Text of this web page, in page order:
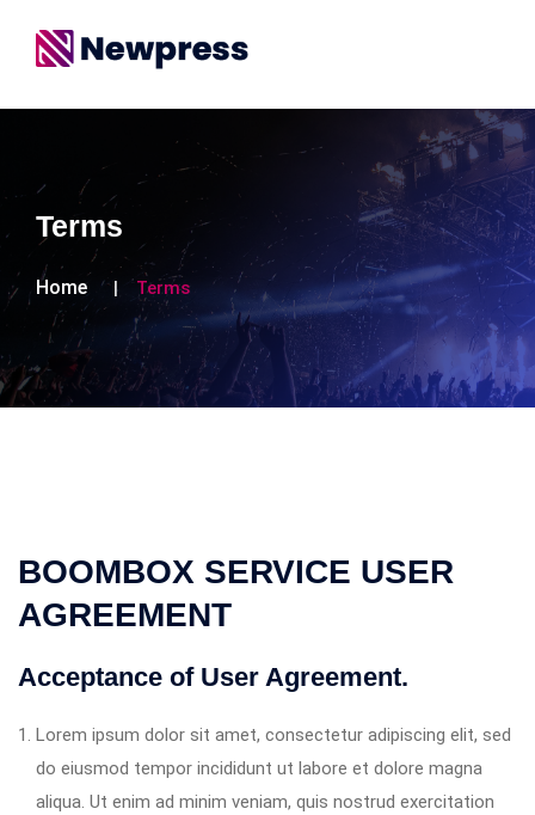
Terms
Home Terms
BOOMBOX SERVICE USER
AGREEMENT
Acceptance of User Agreement.
Lorem ipsum dolor sit amet, consectetur adipiscing elit, sed
do eiusmod tempor incididunt ut labore et dolore magna
aliqua. Ut enim ad minim veniam, quis nostrud exercitation